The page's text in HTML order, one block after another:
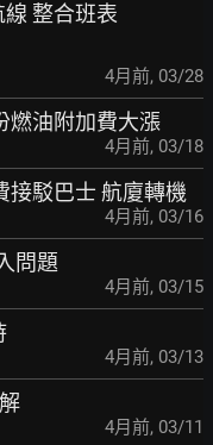
整合班表
4月前, 03/28
燃油附加費大漲
4月前, 03/18
接駁巴士 航廈轉機
4月前, 03/16
問題
4月前, 03/15
4月前, 03/13
4月前, 03/11